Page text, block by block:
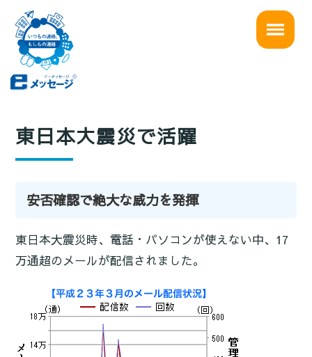
東日本大震災で活躍
安否確認で絶大な威力を発揮
東日本大震災時、電話・パソコンが使えない中、17
万通超のメールが配信されました。